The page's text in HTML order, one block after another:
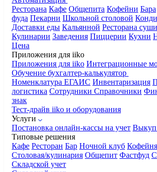
Ресторана Кафе Общепита Кофейни Бара
фуда Пекарни Школьной столовой
Доставки еды Кальянной Ресторана суши
Кулинарии Заведения Пиццерии Кухни
Цена
Приложения для iiko
Приложения для iiko Интеграционные
Обучение бухгалтер-калькулятор
Номенклатура ЕГАИС Инвентаризация
логистика Сотрудники Справочники
знак
Тест-драйв iiko и оборудования
Услуги
Постановка онлайн-кассы на учет Выкуп
Типовые решения
Кафе Ресторан Бар Ночной клуб Кофейня
Столовая/кулинария Общепит Фастфуд
Складской учет